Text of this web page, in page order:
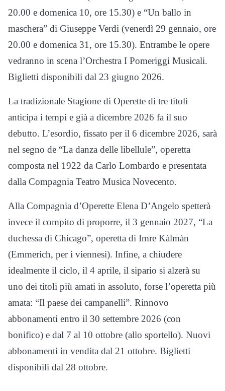
20.00 e domenica 10, ore 15.30) e “Un ballo in
maschera” di Giuseppe Verdi (venerdì 29 gennaio, ore
20.00 e domenica 31, ore 15.30). Entrambe le opere
vedranno in scena l’Orchestra I Pomeriggi Musicali.
Biglietti disponibili dal 23 giugno 2026.
La tradizionale Stagione di Operette di tre titoli
anticipa i tempi e già a dicembre 2026 fa il suo
debutto. L’esordio, fissato per il 6 dicembre 2026, sarà
nel segno de “La danza delle libellule”, operetta
composta nel 1922 da Carlo Lombardo e presentata
dalla Compagnia Teatro Musica Novecento.
Alla Compagnia d’Operette Elena D’Angelo spetterà
invece il compito di proporre, il 3 gennaio 2027, “La
duchessa di Chicago”, operetta di Imre Kàlmàn
(Emmerich, per i viennesi). Infine, a chiudere
idealmente il ciclo, il 4 aprile, il sipario si alzerà su
uno dei titoli più amati in assoluto, forse l’operetta più
amata: “Il paese dei campanelli”. Rinnovo
abbonamenti entro il 30 settembre 2026 (con
bonifico) e dal 7 al 10 ottobre (allo sportello). Nuovi
abbonamenti in vendita dal 21 ottobre. Biglietti
disponibili dal 28 ottobre.